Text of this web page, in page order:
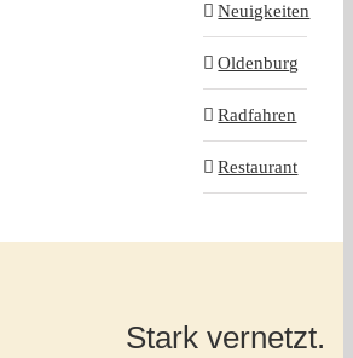
Neuigkeiten
Oldenburg
Radfahren
Restaurant
Stark vernetzt.